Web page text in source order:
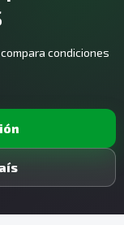
condiciones